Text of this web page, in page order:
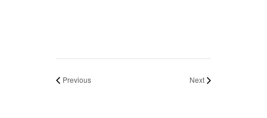
Previous Next